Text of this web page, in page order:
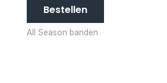
Bestellen
All Season banden